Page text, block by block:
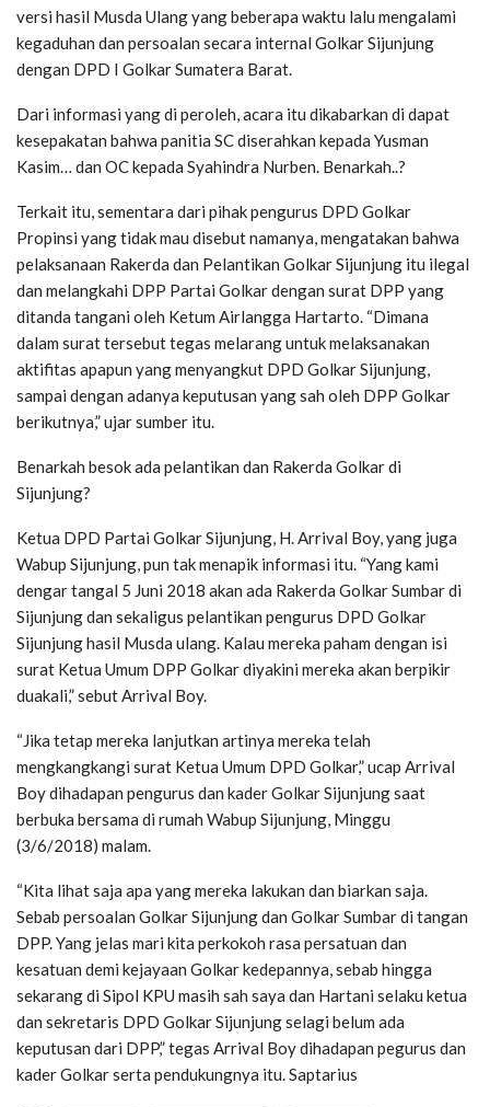
versi hasil Musda Ulang yang beberapa waktu lalu mengalami
kegaduhan dan persoalan secara internal Golkar Sijunjung
dengan DPD I Golkar Sumatera Barat.
Dari informasi yang di peroleh, acara itu dikabarkan di dapat
kesepakatan bahwa panitia SC diserahkan kepada Yusman
Kasim… dan OC kepada Syahindra Nurben. Benarkah..?
Terkait itu, sementara dari pihak pengurus DPD Golkar
Propinsi yang tidak mau disebut namanya, mengatakan bahwa
pelaksanaan Rakerda dan Pelantikan Golkar Sijunjung itu ilegal
dan melangkahi DPP Partai Golkar dengan surat DPP yang
ditanda tangani oleh Ketum Airlangga Hartarto. “Dimana
dalam surat tersebut tegas melarang untuk melaksanakan
aktifitas apapun yang menyangkut DPD Golkar Sijunjung,
sampai dengan adanya keputusan yang sah oleh DPP Golkar
berikutnya,” ujar sumber itu.
Benarkah besok ada pelantikan dan Rakerda Golkar di
Sijunjung?
Ketua DPD Partai Golkar Sijunjung, H. Arrival Boy, yang juga
Wabup Sijunjung, pun tak menapik informasi itu. “Yang kami
dengar tangal 5 Juni 2018 akan ada Rakerda Golkar Sumbar di
Sijunjung dan sekaligus pelantikan pengurus DPD Golkar
Sijunjung hasil Musda ulang. Kalau mereka paham dengan isi
surat Ketua Umum DPP Golkar diyakini mereka akan berpikir
duakali,” sebut Arrival Boy.
“Jika tetap mereka lanjutkan artinya mereka telah
mengkangkangi surat Ketua Umum DPD Golkar,” ucap Arrival
Boy dihadapan pengurus dan kader Golkar Sijunjung saat
berbuka bersama di rumah Wabup Sijunjung, Minggu
(3/6/2018) malam.
“Kita lihat saja apa yang mereka lakukan dan biarkan saja.
Sebab persoalan Golkar Sijunjung dan Golkar Sumbar di tangan
DPP. Yang jelas mari kita perkokoh rasa persatuan dan
kesatuan demi kejayaan Golkar kedepannya, sebab hingga
sekarang di Sipol KPU masih sah saya dan Hartani selaku ketua
dan sekretaris DPD Golkar Sijunjung selagi belum ada
keputusan dari DPP,” tegas Arrival Boy dihadapan pegurus dan
kader Golkar serta pendukungnya itu. Saptarius